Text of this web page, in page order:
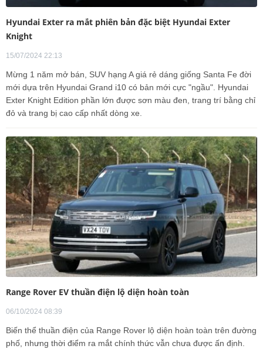
Hyundai Exter ra mắt phiên bản đặc biệt Hyundai Exter
Knight
15/07/2024 22:13
Mừng 1 năm mở bán, SUV hạng A giá rẻ dáng giống Santa Fe đời
mới dựa trên Hyundai Grand i10 có bản mới cực "ngầu". Hyundai
Exter Knight Edition phần lớn được sơn màu đen, trang trí bằng chỉ
đỏ và trang bị cao cấp nhất dòng xe.
Range Rover EV thuần điện lộ diện hoàn toàn
06/10/2024 08:39
Biến thể thuần điện của Range Rover lộ diện hoàn toàn trên đường
phố, nhưng thời điểm ra mắt chính thức vẫn chưa được ấn định.